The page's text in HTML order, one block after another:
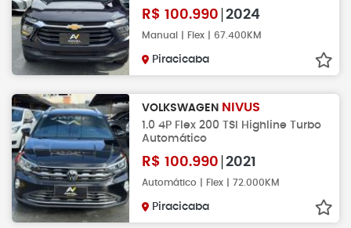
R$ 100.990 2024
Manual | Flex | 67.400KM
Piracicaba
VOLKSWAGEN NIVUS
1.0 4P Flex 200 TSI Highline Turbo
Automático
R$ 100.990 2021
Automático | Flex | 72.000KM
Piracicaba